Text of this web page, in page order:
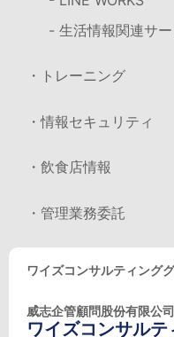
- 生活情報関連サー
・トレーニング
・情報セキュリティ
・飲食店情報
・管理業務委託
ワイズコンサルティング
威志企管顧問股份有限公司
ワイズコンサルテ